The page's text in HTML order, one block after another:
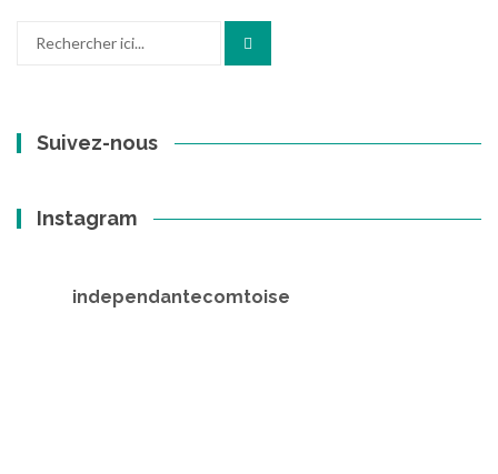
Suivez-nous
Instagram
independantecomtoise